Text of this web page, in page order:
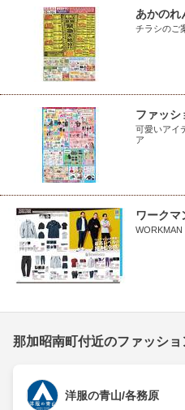
あかのれ
チラシのご
ファッシ
可愛いアイ
ア
ワークマ
WORKMAN
那加昭南町付近のファッショ
洋服の青山/各務原